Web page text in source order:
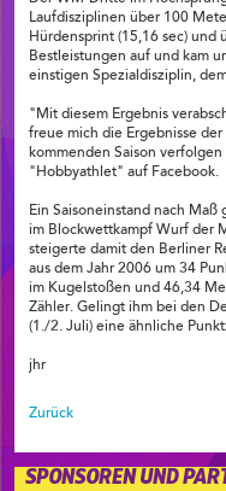
Laufdisziplinen über 100
Hürdensprint (15,16 sec) und
Bestleistungen auf und kam
einstigen Spezialdisziplin,
"Mit diesem Ergebnis
freue mich die Ergebnisse
kommenden Saison
"Hobbyathlet" auf Facebook.
Ein Saisoneinstand nach Maß
im Blockwettkampf Wurf der
steigerte damit den Berliner
aus dem Jahr 2006 um 34
im Kugelstoßen und 46,34
Zähler. Gelingt ihm bei den
(1./2. Juli) eine ähnliche
jhr
Zurück
SPONSOREN UND